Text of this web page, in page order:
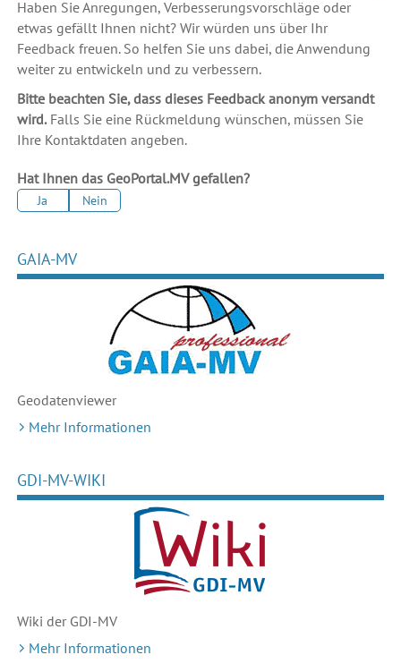
Haben Sie Anregungen, Verbesserungsvorschläge oder
etwas gefällt Ihnen nicht? Wir würden uns über Ihr
Feedback freuen. So helfen Sie uns dabei, die Anwendung
weiter zu entwickeln und zu verbessern.
Bitte beachten Sie, dass dieses Feedback anonym versandt
wird.Falls Sie eine Rückmeldung wünschen, müssen Sie
Ihre Kontaktdaten angeben.
Hat Ihnen das GeoPortal.MV gefallen?
Ja Nein
GAIA-MV
Geodatenviewer
Mehr Informationen
GDI-MV-WIKI
Wiki der GDI-MV
Mehr Informationen